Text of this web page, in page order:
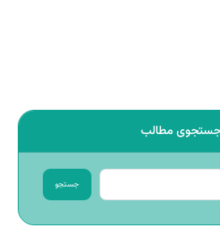
مطالب